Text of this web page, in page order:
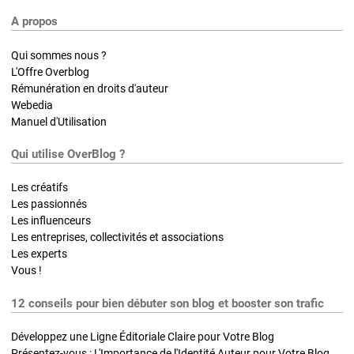
A propos
Qui sommes nous ?
L'Offre Overblog
Rémunération en droits d'auteur
Webedia
Manuel d'Utilisation
Qui utilise OverBlog ?
Les créatifs
Les passionnés
Les influenceurs
Les entreprises, collectivités et associations
Les experts
Vous !
12 conseils pour bien débuter son blog et booster son trafic
Développez une Ligne Éditoriale Claire pour Votre Blog